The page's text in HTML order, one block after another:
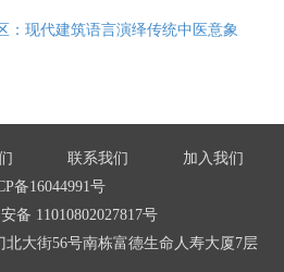
：现代建筑语言演绎传统中医意象
联系我们
加入我们
备16044991号
备 11010802027817号
大街56号南栋富德生命人寿大厦7层